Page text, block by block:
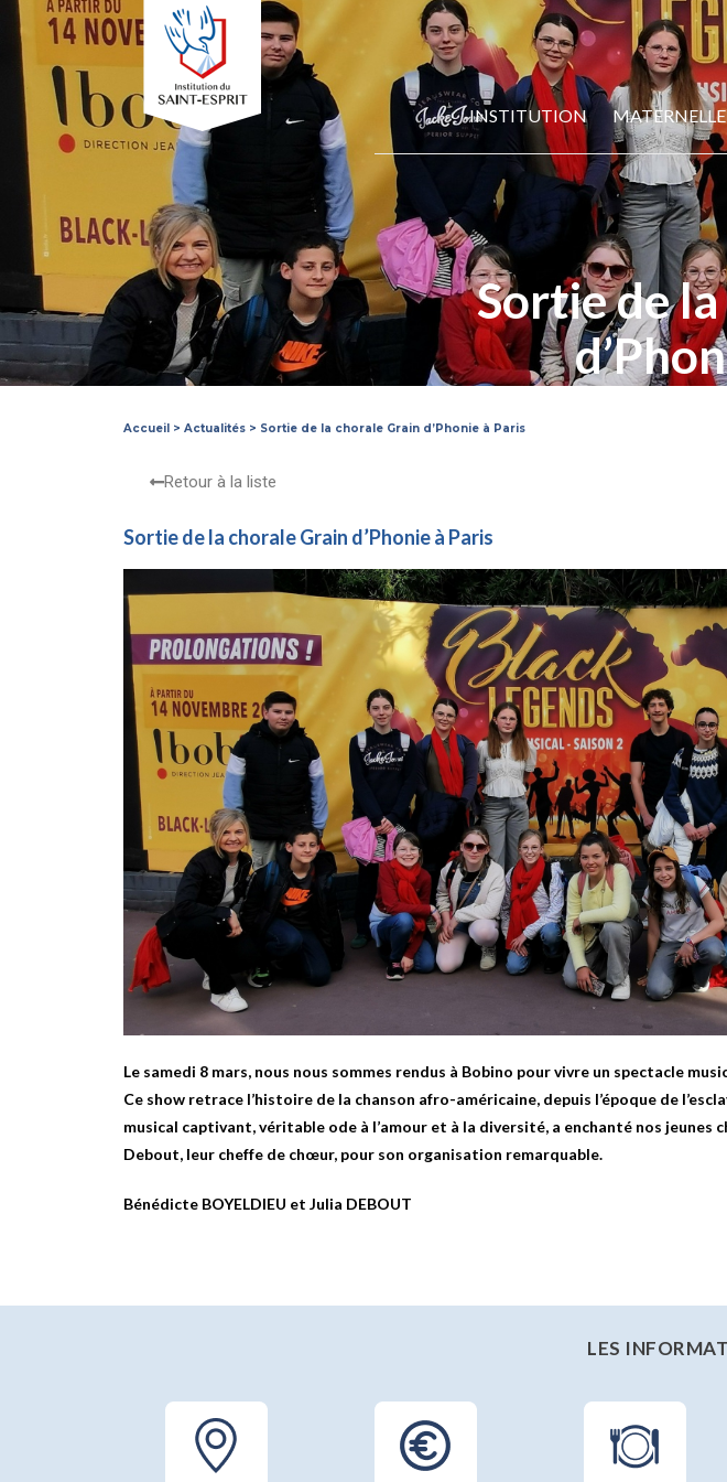
INSTITUTION MATERNELLE
Sortie de
Accueil > Actualités > Sortie de la chorale Grain d’Phonie à Paris
Retour à la liste
Sortie de la chorale Grain d’Phonie à Paris
Le samedi 8 mars, nous nous sommes rendus à Bobino pour vivre un spectacle
Ce show retrace l’histoire de la chanson afro-américaine, depuis l’époque de
musical captivant, véritable ode à l’amour et à la diversité, a enchanté nos jeunes
Debout, leur cheffe de chœur, pour son organisation remarquable.
Bénédicte BOYELDIEU et Julia DEBOUT
LES